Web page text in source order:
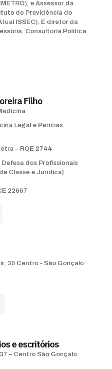
e Assessor da
de Previdência do
ISSEC). É diretor da
Consultoria Política
Filho
Legal e Perícias
– RQE 2744
dos Profissionais
Classe e Jurídica)
22667
30 Centro - São Gonçalo
e escritórios
– Centro São Gonçalo